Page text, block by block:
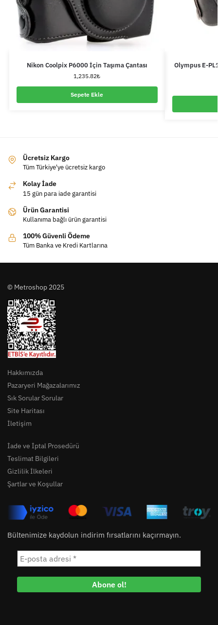
Nikon Coolpix P6000 İçin Taşıma Çantası
1,235.82₺
Sepete Ekle
Olympus E-
Ücretsiz Kargo
Tüm Türkiye'ye ücretsiz kargo
Kolay İade
15 gün para iade garantisi
Ürün Garantisi
Kullanıma bağlı ürün garantisi
100% Güvenli Ödeme
Tüm Banka ve Kredi Kartlarına
© Metroshop 2025
Hakkımızda
Pazaryeri Mağazalarımız
Sık Sorular Sorular
Site Haritası
İletişim
İade ve İptal Prosedürü
Teslimat Bilgileri
Gizlilik İlkeleri
Şartlar ve Koşullar
Bültenimize kaydolun indirim fırsatlarını kaçırmayın.